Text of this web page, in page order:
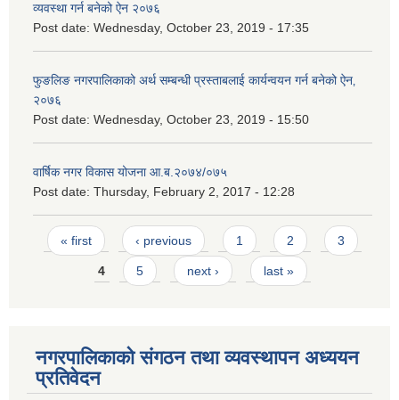
व्यवस्था गर्न बनेको ऐन २०७६
Post date: Wednesday, October 23, 2019 - 17:35
फुङलिङ नगरपालिकाको अर्थ सम्बन्धी प्रस्ताबलाई कार्यन्वयन गर्न बनेको ऐन‚
२०७६
Post date: Wednesday, October 23, 2019 - 15:50
वार्षिक नगर विकास योजना आ.ब.२०७४/०७५
Post date: Thursday, February 2, 2017 - 12:28
Pages
« first ‹ previous 1 2 3
4 5 next › last »
नगरपालिकाको संगठन तथा व्यवस्थापन अध्ययन
प्रतिवेदन